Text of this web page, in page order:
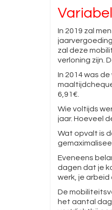
In 2019 zal
zal deze
verloning zijn.
In 2014 was
6,91€.
Wie voltijds
jaar. Hoeveel
Wat opvalt is
Eveneens
dagen dat je
werk, je arbeid
De
het aantal